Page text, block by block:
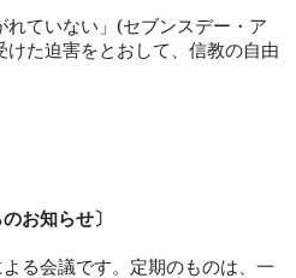
ていない」(セブンスデー・ア
けた迫害をとおして、信教の自由
お知らせ〕
る会議です。定期のものは、一